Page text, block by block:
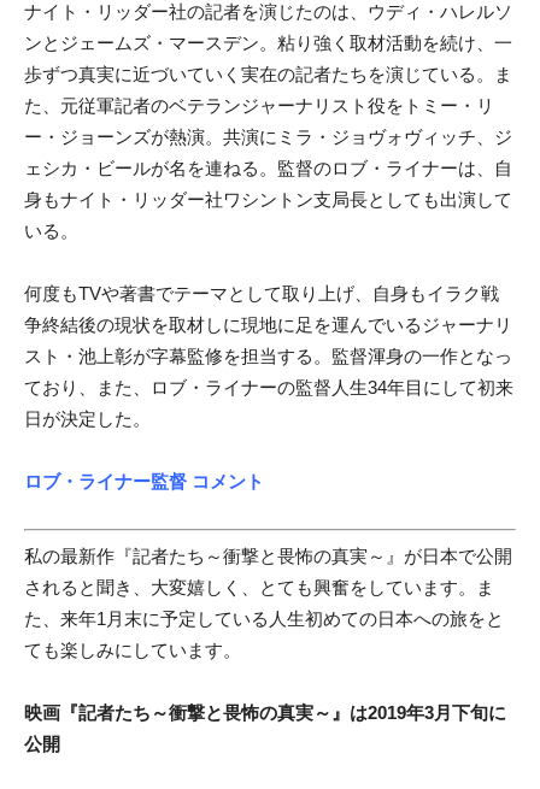
ナイト・リッダー社の記者を演じたのは、ウディ・ハレルソ
ンとジェームズ・マースデン。粘り強く取材活動を続け、一
歩ずつ真実に近づいていく実在の記者たちを演じている。ま
た、元従軍記者のベテランジャーナリスト役をトミー・リ
ー・ジョーンズが熱演。共演にミラ・ジョヴォヴィッチ、ジ
ェシカ・ビールが名を連ねる。監督のロブ・ライナーは、自
身もナイト・リッダー社ワシントン支局長としても出演して
いる。
何度もTVや著書でテーマとして取り上げ、自身もイラク戦
争終結後の現状を取材しに現地に足を運んでいるジャーナリ
スト・池上彰が字幕監修を担当する。監督渾身の一作となっ
ており、また、ロブ・ライナーの監督人生34年目にして初来
日が決定した。
ロブ・ライナー監督 コメント
私の最新作『記者たち～衝撃と畏怖の真実～』が日本で公開
されると聞き、大変嬉しく、とても興奮をしています。ま
た、来年1月末に予定している人生初めての日本への旅をと
ても楽しみにしています。
映画『記者たち～衝撃と畏怖の真実～』は2019年3月下旬に
公開